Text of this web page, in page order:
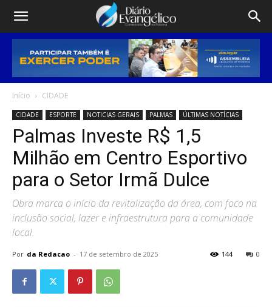
Início CIDADE
CIDADE ESPORTE NOTICIAS GERAIS PALMAS ÚLTIMAS NOTÍCIAS
Palmas Investe R$ 1,5
Milhão em Centro Esportivo
para o Setor Irmã Dulce
Obra marca o início da revitalização da área, com foco na
inclusão social, lazer e infraestrutura para a comunidade
local.
Por da Redacao - 17 de setembro de 2025 0
144